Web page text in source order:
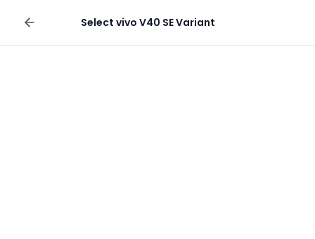
Sell your phone
Select vivo V40 SEVariant